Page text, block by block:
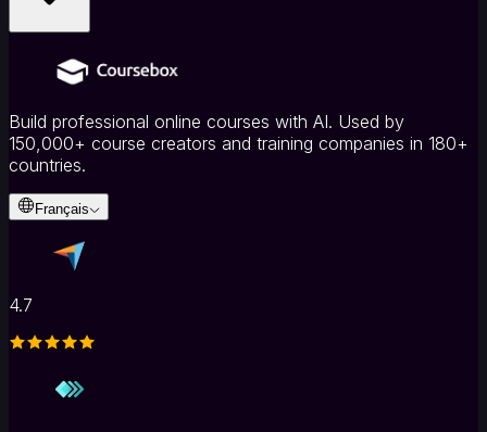
Build professional online courses with AI. Used by
150,000+ course creators and training companies in 180+
countries.
Français
4.7